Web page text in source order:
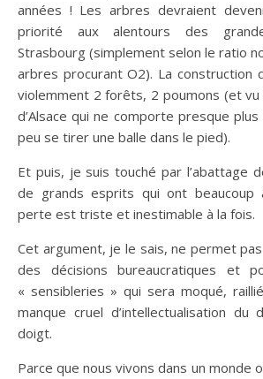
années ! Les arbres devraient
priorité aux alentours des
Strasbourg (simplement selon le ratio
arbres procurant O2). La construction
violemment 2 forêts, 2 poumons (et
d’Alsace qui ne comporte presque
peu se tirer une balle dans le pied).
Et puis, je suis touché par l’abattage
de grands esprits qui ont beaucoup
perte est triste et inestimable à la fois.
Cet argument, je le sais, ne permet
des décisions bureaucratiques et
« sensibleries » qui sera moqué,
manque cruel d’intellectualisation du
doigt.
Parce que nous vivons dans un monde